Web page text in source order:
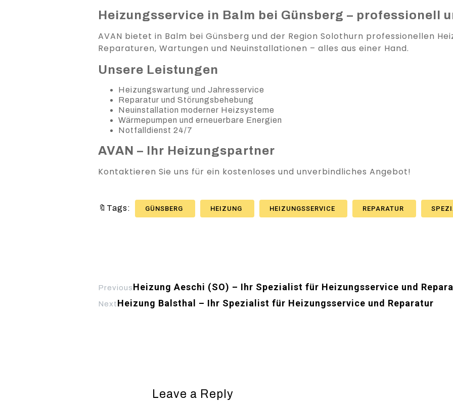
Heizungsservice in Balm bei Günsberg – professionell
AVAN bietet in Balm bei Günsberg und der Region Solothurn professionellen
Reparaturen, Wartungen und Neuinstallationen – alles aus einer Hand.
Unsere Leistungen
Heizungswartung und Jahresservice
Reparatur und Störungsbehebung
Neuinstallation moderner Heizsysteme
Wärmepumpen und erneuerbare Energien
Notfalldienst 24/7
AVAN – Ihr Heizungspartner
Kontaktieren Sie uns für ein kostenloses und unverbindliches Angebot!
🔖Tags: GÜNSBERG HEIZUNG HEIZUNGSSERVICE REPARATUR
PreviousHeizung Aeschi (SO) – Ihr Spezialist für Heizungsservice und
NextHeizung Balsthal – Ihr Spezialist für Heizungsservice und Reparatur
Leave a Reply